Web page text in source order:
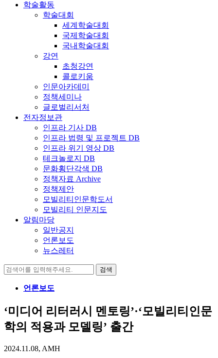
학술활동
학술대회
세계학술대회
국제학술대회
국내학술대회
강연
초청강연
콜로키움
인문아카데미
정책세미나
글로벌리서처
전자정보관
인프라 기사 DB
인프라 법령 및 프로젝트 DB
인프라 위기 영상 DB
테크놀로지 DB
문화횡단각색 DB
정책자료 Archive
정책제안
모빌리티인문학도서
모빌리티 인문지도
알림마당
일반공지
언론보도
뉴스레터
검
언론보도
‘미디어 리터러시 멘토링’·‘모빌리티인문
학의 적용과 모델링’ 출간
2024.11.08, AMH